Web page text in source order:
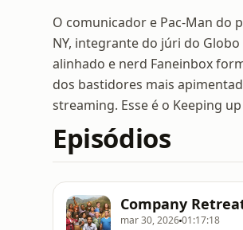
O comunicador e Pac-Man do
NY, integrante do júri do
alinhado e nerd Faneinbox
dos bastidores mais
streaming. Esse é o Keeping
Episódios
Company
mar 30, 202601:17:18